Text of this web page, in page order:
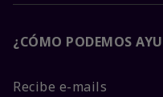
¿CÓMO PODEMOS
Recibe e-mails